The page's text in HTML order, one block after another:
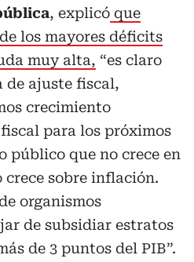
, explicó que
los mayores déficits
muy alta, “es claro
de ajuste fiscal,
crecimiento
para los próximos
público que no crece en
crece sobre inflación.
organismos
de subsidiar estratos
de 3 puntos del PIB”.